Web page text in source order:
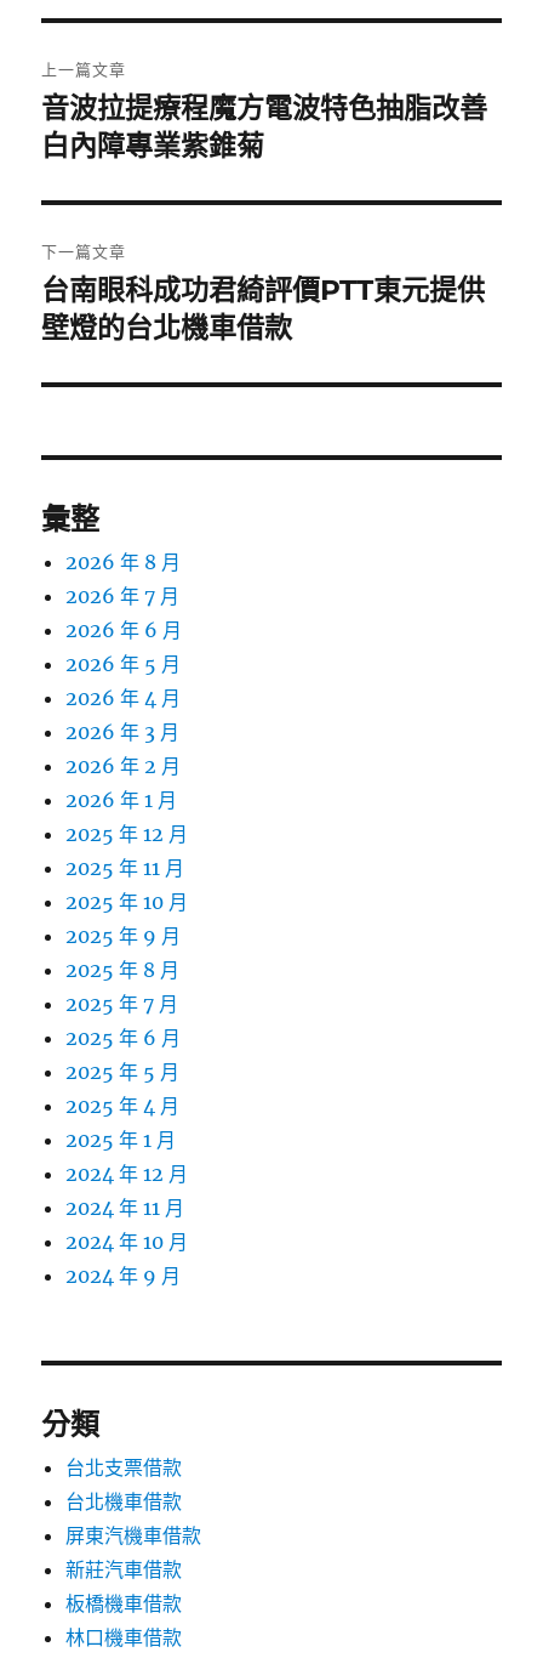
章
導
覽
上一篇文章
上
一
文
章:
音波拉提療程魔方電波特色抽脂改善
白內障專業紫錐菊
下一篇文章
下
一
文
台南眼科成功君綺評價PTT東元提供
壁燈的台北機車借款
彙整
2026 年 8 月
2026 年 7 月
2026 年 6 月
2026 年 5 月
2026 年 4 月
2026 年 3 月
2026 年 2 月
2026 年 1 月
2025 年 12 月
2025 年 11 月
2025 年 10 月
2025 年 9 月
2025 年 8 月
2025 年 7 月
2025 年 6 月
2025 年 5 月
2025 年 4 月
2025 年 1 月
2024 年 12 月
2024 年 11 月
2024 年 10 月
2024 年 9 月
分類
台北支票借款
台北機車借款
屏東汽機車借款
新莊汽車借款
板橋機車借款
林口機車借款